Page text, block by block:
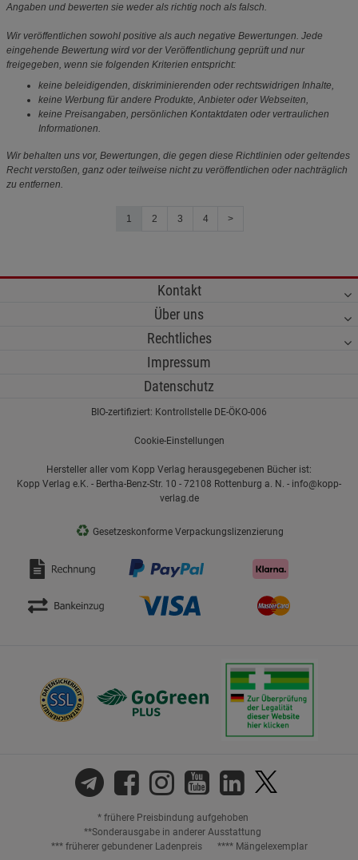
Angaben und bewerten sie weder als richtig noch als falsch.
Wir veröffentlichen sowohl positive als auch negative Bewertungen. Jede
eingehende Bewertung wird vor der Veröffentlichung geprüft und nur
freigegeben, wenn sie folgenden Kriterien entspricht:
keine beleidigenden, diskriminierenden oder rechtswidrigen Inhalte,
keine Werbung für andere Produkte, Anbieter oder Webseiten,
keine Preisangaben, persönlichen Kontaktdaten oder vertraulichen
Informationen.
Wir behalten uns vor, Bewertungen, die gegen diese Richtlinien oder geltendes
Recht verstoßen, ganz oder teilweise nicht zu veröffentlichen oder nachträglich
zu entfernen.
1 2 3 4 >
Kontakt
Über uns
Rechtliches
Impressum
Datenschutz
BIO-zertifiziert: Kontrollstelle DE-ÖKO-006
Cookie-Einstellungen
Hersteller aller vom Kopp Verlag herausgegebenen Bücher ist:
Kopp Verlag e.K. - Bertha-Benz-Str. 10 - 72108 Rottenburg a. N. - info@kopp-
verlag.de
♻ Gesetzeskonforme Verpackungslizenzierung
* frühere Preisbindung aufgehoben
**Sonderausgabe in anderer Ausstattung
*** früherer gebundener Ladenpreis
**** Mängelexemplar